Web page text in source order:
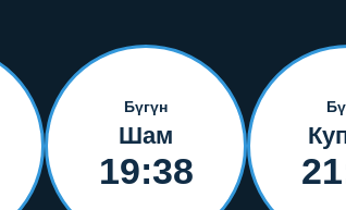
Бүгүн
Шам
19:38